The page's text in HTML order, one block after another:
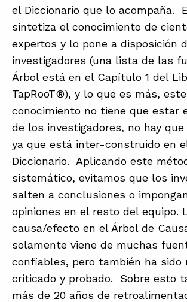
el Diccionario que lo acompaña.
sintetiza el conocimiento de
expertos y lo pone a disposición
investigadores (una lista de las
Árbol está en el Capítulo 1 del
TapRooT®), y lo que es más, este
conocimiento no tiene que estar
de los investigadores, no hay
ya que está inter-construido en
Diccionario. Aplicando este
sistemático, evitamos que los
salten a conclusiones o
opiniones en el resto del equipo.
causa/efecto en el Árbol de
solamente viene de muchas
confiables, pero también ha sido
criticado y probado. Sobre esto
más de 20 años de